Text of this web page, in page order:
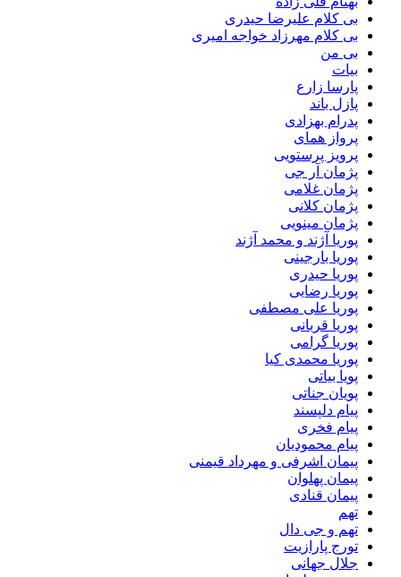
بی کلام علیرضا حیدری
بی کلام مهرزاد خواجه امیری
بی من
بیات
پارسا زارع
پازل باند
پدرام بهزادی
پرواز همای
پرویز پرستویی
پژمان آر جی
پژمان غلامی
پژمان کلانی
پژمان مینویی
پوریا آژند و محمد آژند
پوریا بارجینی
پوریا حیدری
پوریا رضایی
پوریا علی مصطفی
پوریا قربانی
پوریا گرامی
پوریا محمدی کیا
پویا بیاتی
پویان جناتی
پیام دلپسند
پیام فخری
پیام محمودیان
پیمان اشرفی و مهرداد قیمنی
پیمان پهلوان
پیمان قنادی
تهم
تهم و جی دال
تورج پارازیت
جلال جهانی